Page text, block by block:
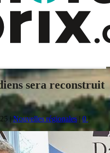
sera reconstruit
| Nouvelles régionales | 0|